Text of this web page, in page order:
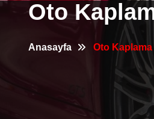
Oto
Anasayfa Oto